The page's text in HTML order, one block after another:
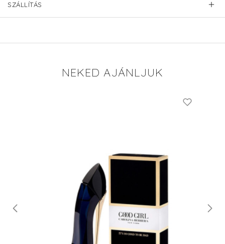
SZÁLLÍTÁS
NEKED AJÁNLJUK